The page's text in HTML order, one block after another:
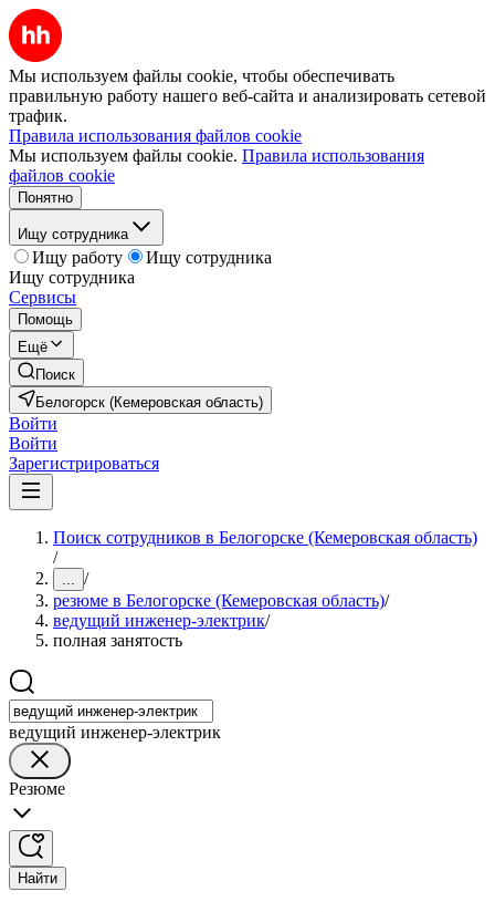
Мы используем файлы cookie, чтобы обеспечивать
правильную работу нашего веб-сайта и анализировать сетевой
трафик.
Правила использования файлов cookie
Мы используем файлы cookie. Правила использования
файлов cookie
Понятно
Ищу сотрудника
Ищу работу
Ищу сотрудника
Ищу сотрудника
Сервисы
Помощь
Ещё
Поиск
Белогорск (Кемеровская область)
Войти
Войти
Зарегистрироваться
Поиск сотрудников в Белогорске (Кемеровская область)
/
... /
резюме в Белогорске (Кемеровская область)/
ведущий инженер-электрик/
полная занятость
ведущий инженер-электрик
Резюме
Найти